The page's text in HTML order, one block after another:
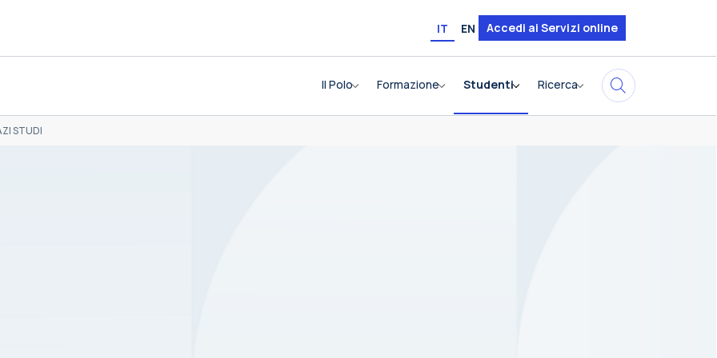
IT EN Accedi ai Servizi online
Il Polo Formazione Studenti Ricerca
STUDI